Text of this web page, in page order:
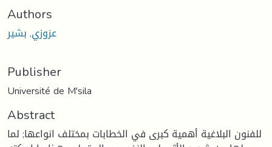
Authors
عزوزي, بشير
Publisher
Université de M'sila
Abstract
للفنون البلاغية أهمية كبرى في الخطابات بمختلف انواعها; لما